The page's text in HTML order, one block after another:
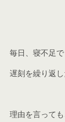
毎日、寝不足で
遅刻を繰り返し
理由を言っても